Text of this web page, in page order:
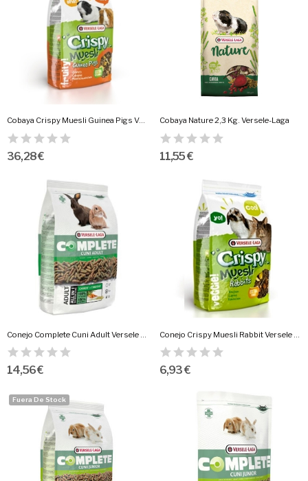
Cobaya Crispy Muesli Guinea Pigs Versele Laga
36,28 €
Cobaya Nature 2,3 Kg. Versele-Laga
11,55 €
14,56 € 6,93 €
Fuera De Stock